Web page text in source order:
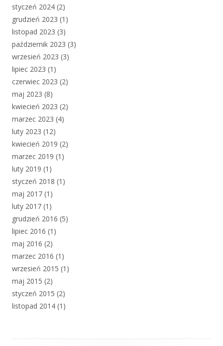
styczeń 2024 (2)
grudzień 2023 (1)
listopad 2023 (3)
październik 2023 (3)
wrzesień 2023 (3)
lipiec 2023 (1)
czerwiec 2023 (2)
maj 2023 (8)
kwiecień 2023 (2)
marzec 2023 (4)
luty 2023 (12)
kwiecień 2019 (2)
marzec 2019 (1)
luty 2019 (1)
styczeń 2018 (1)
maj 2017 (1)
luty 2017 (1)
grudzień 2016 (5)
lipiec 2016 (1)
maj 2016 (2)
marzec 2016 (1)
wrzesień 2015 (1)
maj 2015 (2)
styczeń 2015 (2)
listopad 2014 (1)